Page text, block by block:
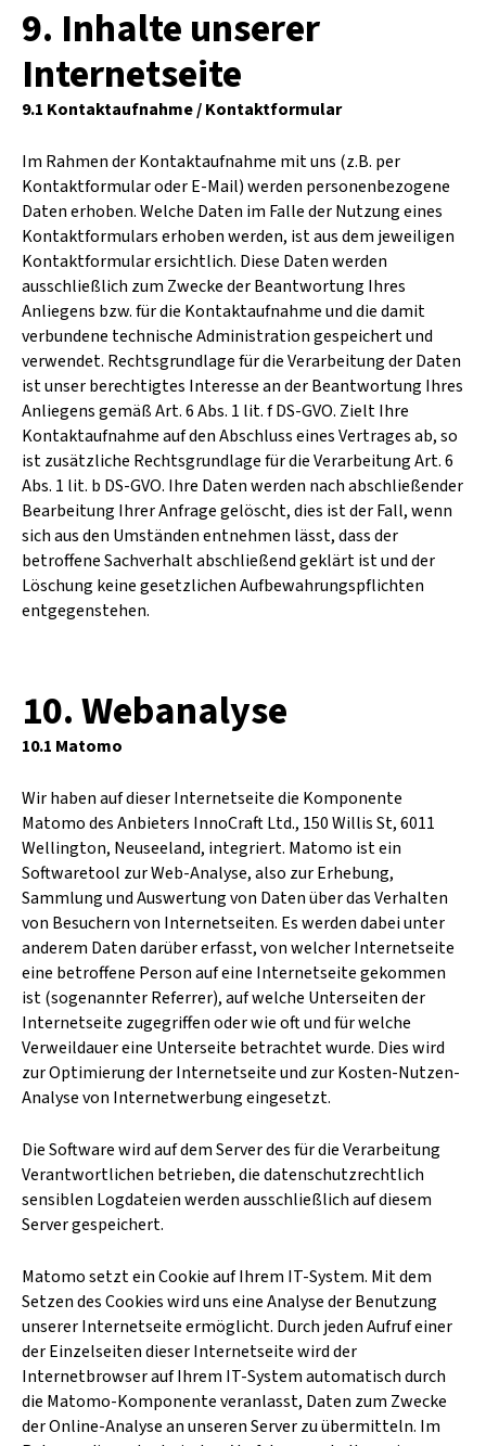
9. Inhalte unserer
Internetseite
9.1 Kontaktaufnahme / Kontaktformular
Im Rahmen der Kontaktaufnahme mit uns (z.B. per
Kontaktformular oder E-Mail) werden personenbezogene
Daten erhoben. Welche Daten im Falle der Nutzung eines
Kontaktformulars erhoben werden, ist aus dem jeweiligen
Kontaktformular ersichtlich. Diese Daten werden
ausschließlich zum Zwecke der Beantwortung Ihres
Anliegens bzw. für die Kontaktaufnahme und die damit
verbundene technische Administration gespeichert und
verwendet. Rechtsgrundlage für die Verarbeitung der Daten
ist unser berechtigtes Interesse an der Beantwortung Ihres
Anliegens gemäß Art. 6 Abs. 1 lit. f DS-GVO. Zielt Ihre
Kontaktaufnahme auf den Abschluss eines Vertrages ab, so
ist zusätzliche Rechtsgrundlage für die Verarbeitung Art. 6
Abs. 1 lit. b DS-GVO. Ihre Daten werden nach abschließender
Bearbeitung Ihrer Anfrage gelöscht, dies ist der Fall, wenn
sich aus den Umständen entnehmen lässt, dass der
betroffene Sachverhalt abschließend geklärt ist und der
Löschung keine gesetzlichen Aufbewahrungspflichten
entgegenstehen.
10. Webanalyse
10.1 Matomo
Wir haben auf dieser Internetseite die Komponente
Matomo des Anbieters InnoCraft Ltd., 150 Willis St, 6011
Wellington, Neuseeland, integriert. Matomo ist ein
Softwaretool zur Web-Analyse, also zur Erhebung,
Sammlung und Auswertung von Daten über das Verhalten
von Besuchern von Internetseiten. Es werden dabei unter
anderem Daten darüber erfasst, von welcher Internetseite
eine betroffene Person auf eine Internetseite gekommen
ist (sogenannter Referrer), auf welche Unterseiten der
Internetseite zugegriffen oder wie oft und für welche
Verweildauer eine Unterseite betrachtet wurde. Dies wird
zur Optimierung der Internetseite und zur Kosten-Nutzen-
Analyse von Internetwerbung eingesetzt.
Die Software wird auf dem Server des für die Verarbeitung
Verantwortlichen betrieben, die datenschutzrechtlich
sensiblen Logdateien werden ausschließlich auf diesem
Server gespeichert.
Matomo setzt ein Cookie auf Ihrem IT-System. Mit dem
Setzen des Cookies wird uns eine Analyse der Benutzung
unserer Internetseite ermöglicht. Durch jeden Aufruf einer
der Einzelseiten dieser Internetseite wird der
Internetbrowser auf Ihrem IT-System automatisch durch
die Matomo-Komponente veranlasst, Daten zum Zwecke
der Online-Analyse an unseren Server zu übermitteln. Im